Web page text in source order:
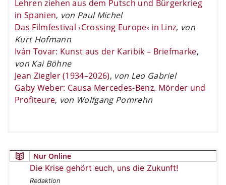
Lehren ziehen aus dem Putsch und Bürgerkrieg
in Spanien, von Paul Michel
Das Filmfestival ›Crossing Europe‹ in Linz, von
Kurt Hofmann
Iván Tovar: Kunst aus der Karibik – Briefmarke,
von Kai Böhne
Jean Ziegler (1934–2026), von Leo Gabriel
Gaby Weber: Causa Mercedes-Benz. Mörder und
Profiteure, von Wolfgang Pomrehn
Nur Online
Die Krise gehört euch, uns die Zukunft!
Redaktion